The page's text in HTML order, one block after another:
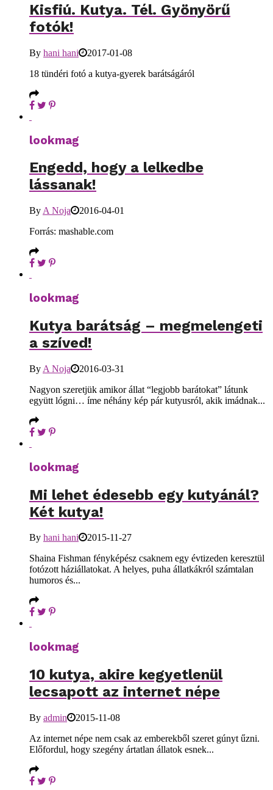
Kisfiú. Kutya. Tél. Gyönyörű
fotók!
By hani hani
2017-01-08
18 tündéri fotó a kutya-gyerek barátságáról
lookmag
Engedd, hogy a lelkedbe
lássanak!
By A Noja
2016-04-01
Forrás: mashable.com
lookmag
Kutya barátság – megmelengeti
a szíved!
By A Noja
2016-03-31
Nagyon szeretjük amikor állat “legjobb barátokat” látunk
együtt lógni… íme néhány kép pár kutyusról, akik imádnak...
lookmag
Mi lehet édesebb egy kutyánál?
Két kutya!
By hani hani
2015-11-27
Shaina Fishman fényképész csaknem egy évtizeden keresztül
fotózott háziállatokat. A helyes, puha állatkákról számtalan
humoros és...
lookmag
10 kutya, akire kegyetlenül
lecsapott az internet népe
By admin
2015-11-08
Az internet népe nem csak az emberekből szeret gúnyt űzni.
Előfordul, hogy szegény ártatlan állatok esnek...